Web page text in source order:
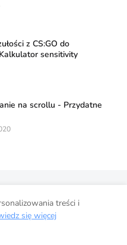
z CS:GO do
sensitivity
na scrollu - Przydatne
prawa zastrzeżone.
Google
Strona główna
treści i
się więcej